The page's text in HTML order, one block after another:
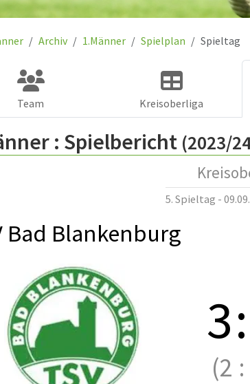
Archiv 1.Männer Spielplan Spieltag
Team Kreisoberliga
: Spielbericht (2023/
5. Spieltag -
Bad Blankenburg
3:
(2 :